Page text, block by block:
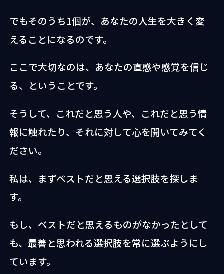
でもそのうち1個が、あなたの人生を大きく変
えることになるのです。
ここで大切なのは、あなたの直感や感覚を信じ
る、ということです。
そうして、これだと思う人や、これだと思う情
報に触れたり、それに対して心を開いてみてく
ださい。
私は、まずベストだと思える選択肢を探しま
す。
もし、ベストだと思えるものがなかったとして
も、最善と思われる選択肢を常に選ぶようにし
ています。